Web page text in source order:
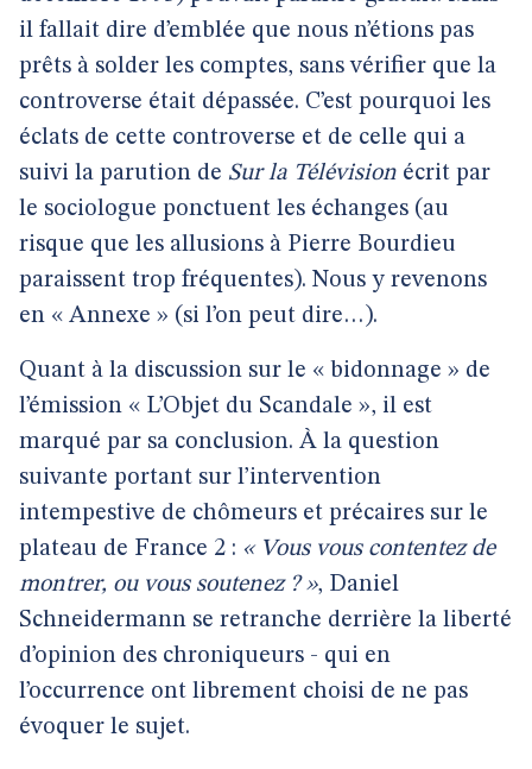
il fallait dire d’emblée que nous n’étions pas
prêts à solder les comptes, sans vérifier que la
controverse était dépassée. C’est pourquoi les
éclats de cette controverse et de celle qui a
suivi la parution de Sur la Télévision écrit par
le sociologue ponctuent les échanges (au
risque que les allusions à Pierre Bourdieu
paraissent trop fréquentes). Nous y revenons
en « Annexe » (si l’on peut dire…).
Quant à la discussion sur le « bidonnage » de
l’émission « L’Objet du Scandale », il est
marqué par sa conclusion. À la question
suivante portant sur l’intervention
intempestive de chômeurs et précaires sur le
plateau de France 2 : « Vous vous contentez de
montrer, ou vous soutenez ? », Daniel
Schneidermann se retranche derrière la liberté
d’opinion des chroniqueurs - qui en
l’occurrence ont librement choisi de ne pas
évoquer le sujet.